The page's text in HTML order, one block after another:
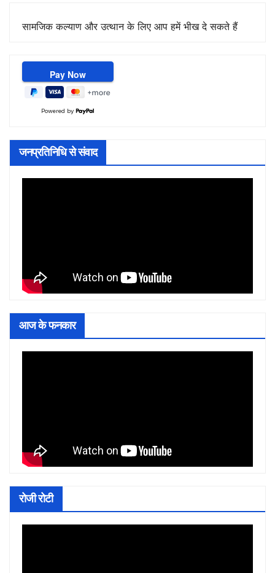
सामजिक कल्याण और उत्थान के लिए आप हमें भीख दे सकते हैं
Powered by
जनप्रतिनिधि से संवाद
आज के फनकार
रोजी रोटी